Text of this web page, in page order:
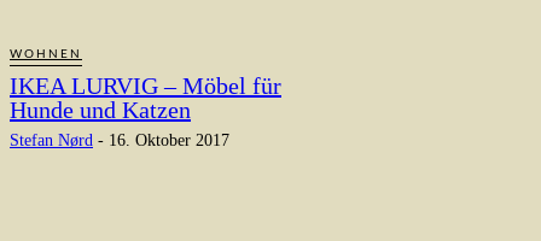
WOHNEN
IKEA LURVIG – Möbel für
Hunde und Katzen
Stefan Nørd - 16. Oktober 2017